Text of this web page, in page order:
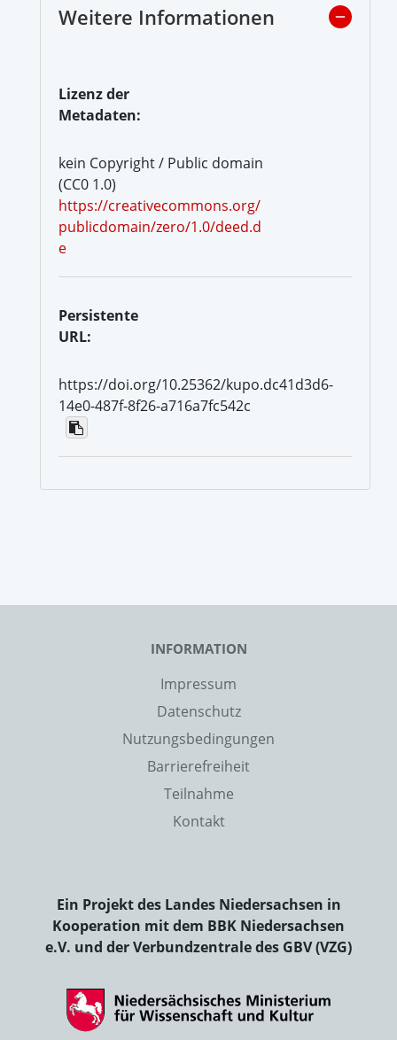
Weitere Informationen
Lizenz der
Metadaten:
kein Copyright / Public domain
(CC0 1.0)
https://creativecommons.org/
publicdomain/zero/1.0/deed.d
e
Persistente
URL:
https://doi.org/10.25362/kupo.dc41d3d6-
14e0-487f-8f26-a716a7fc542c
INFORMATION
Impressum
Datenschutz
Nutzungsbedingungen
Barrierefreiheit
Teilnahme
Kontakt
Ein Projekt des Landes Niedersachsen in
Kooperation mit dem BBK Niedersachsen
e.V. und der Verbundzentrale des GBV (VZG)